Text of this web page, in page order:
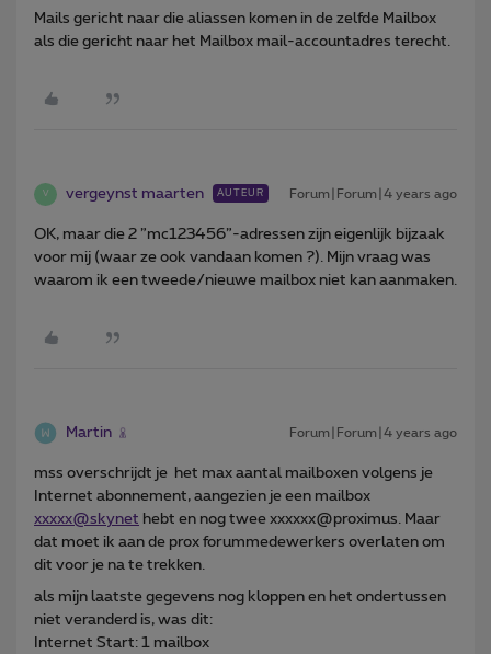
Mails gericht naar die aliassen komen in de zelfde Mailbox
als die gericht naar het Mailbox mail-accountadres terecht.
V vergeynst maarten AUTEUR Forum|Forum|4 years ago
OK, maar die 2 ”mc123456”-adressen zijn eigenlijk bijzaak
voor mij (waar ze ook vandaan komen ?). Mijn vraag was
waarom ik een tweede/nieuwe mailbox niet kan aanmaken.
Martin Forum|Forum|4 years ago
mss overschrijdt je het max aantal mailboxen volgens je
Internet abonnement, aangezien je een mailbox
xxxxx@skynet hebt en nog twee xxxxxx@proximus. Maar
dat moet ik aan de prox forummedewerkers overlaten om
dit voor je na te trekken.
als mijn laatste gegevens nog kloppen en het ondertussen
niet veranderd is, was dit:
Internet Start: 1 mailbox